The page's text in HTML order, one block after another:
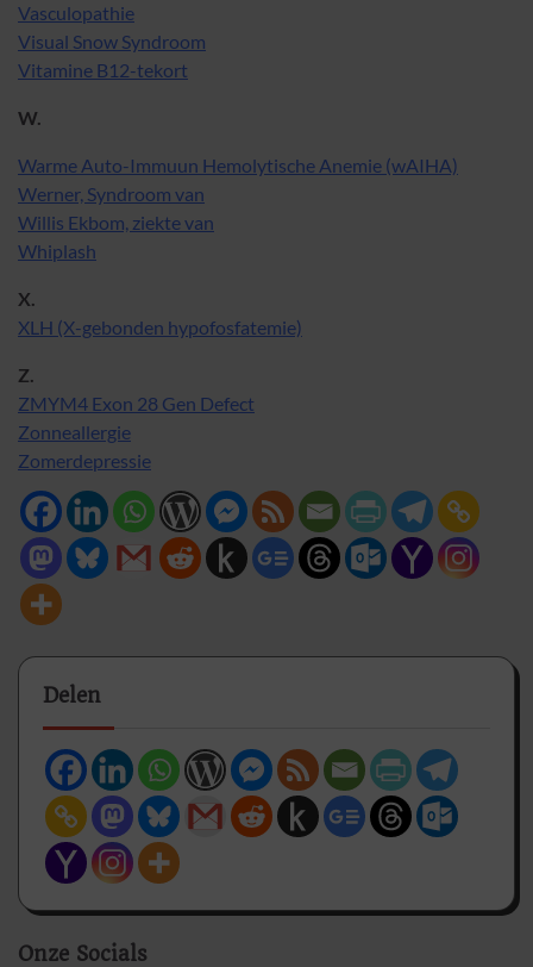
Vasculopathie
Visual Snow Syndroom
Vitamine B12-tekort
W.
Warme Auto-Immuun Hemolytische Anemie (wAIHA)
Werner, Syndroom van
Willis Ekbom, ziekte van
Whiplash
X.
XLH (X-gebonden hypofosfatemie)
Z.
ZMYM4 Exon 28 Gen Defect
Zonneallergie
Zomerdepressie
Delen
Onze Socials